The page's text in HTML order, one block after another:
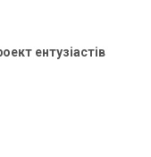
ентузіастів